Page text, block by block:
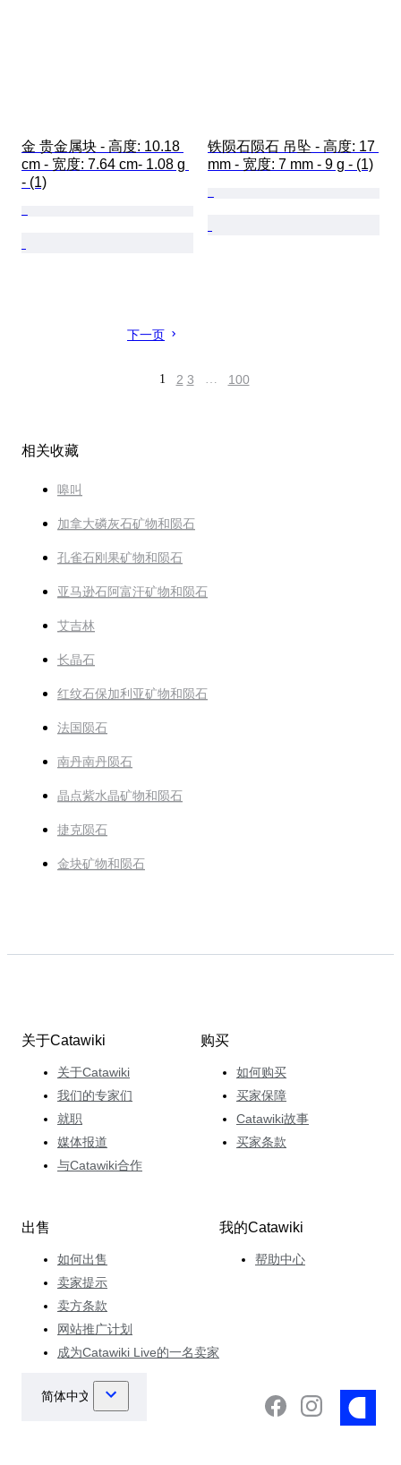
金 贵金属块 - 高度: 10.18
cm - 宽度: 7.64 cm- 1.08 g
- (1)
铁陨石陨石 吊坠 - 高度: 17
mm - 宽度: 7 mm - 9 g - (1)
下一页
1 2 3 … 100
相关收藏
嗥叫
加拿大磷灰石矿物和陨石
孔雀石刚果矿物和陨石
亚马逊石阿富汗矿物和陨石
艾吉林
长晶石
红纹石保加利亚矿物和陨石
法国陨石
南丹南丹陨石
晶点紫水晶矿物和陨石
捷克陨石
金块矿物和陨石
关于Catawiki
关于Catawiki
我们的专家们
就职
媒体报道
与Catawiki合作
购买
如何购买
买家保障
Catawiki故事
买家条款
出售
如何出售
卖家提示
卖方条款
网站推广计划
成为Catawiki Live的一名卖家
我的Catawiki
帮助中心